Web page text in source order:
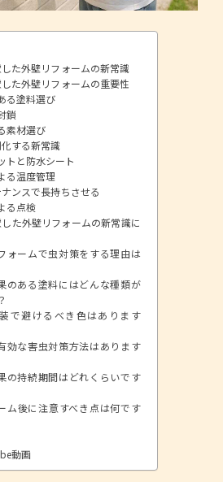
た外壁リフォームの新常識
た外壁リフォームの重要性
る塗料選び
鎖
素材選び
する新常識
トと防水シート
る温度管理
ンスで長持ちさせる
る点検
た外壁リフォームの新常識に
ォームで虫対策をする理由は
のある塗料にはどんな種類が
で避けるべき色はあります
効な害虫対策方法はあります
の持続期間はどれくらいです
ム後に注意すべき点は何です
動画